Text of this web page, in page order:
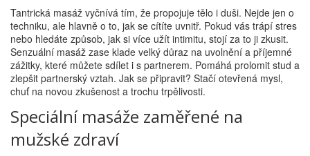
Tantrická masáž vyčnívá tím, že propojuje tělo i duši. Nejde jen o
techniku, ale hlavně o to, jak se cítíte uvnitř. Pokud vás trápí stres
nebo hledáte způsob, jak si více užít intimitu, stojí za to ji zkusit.
Senzuální masáž zase klade velký důraz na uvolnění a příjemné
zážitky, které můžete sdílet i s partnerem. Pomáhá prolomit stud a
zlepšit partnerský vztah. Jak se připravit? Stačí otevřená mysl,
chuť na novou zkušenost a trochu trpělivosti.
Speciální masáže zaměřené na
mužské zdraví